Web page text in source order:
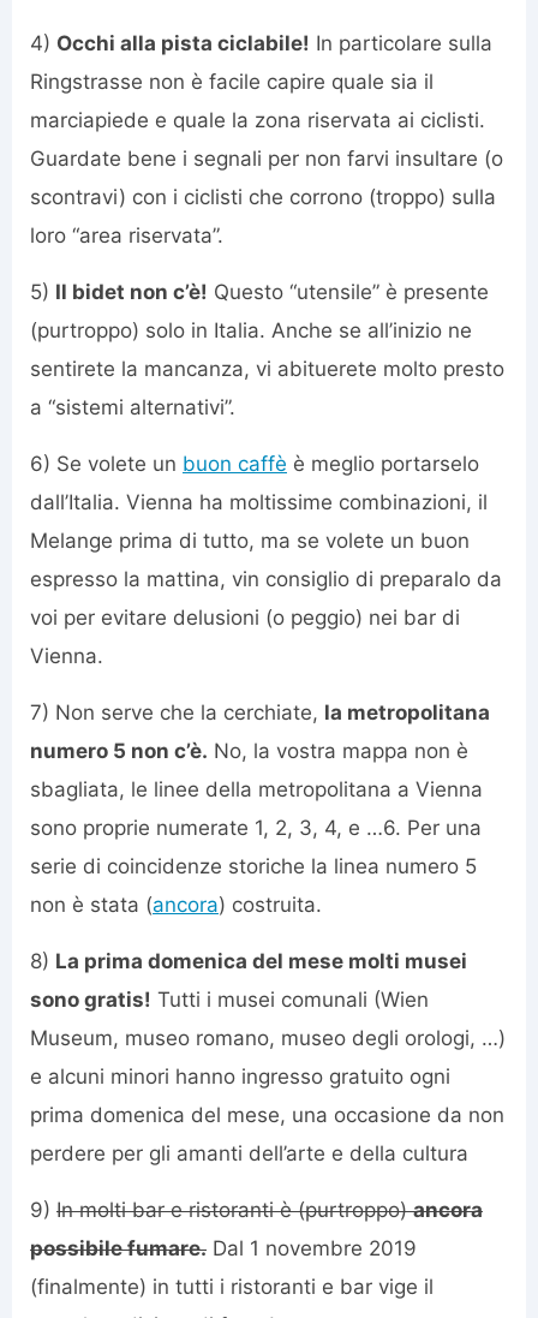
4) Occhi alla pista ciclabile! In particolare sulla
Ringstrasse non è facile capire quale sia il
marciapiede e quale la zona riservata ai ciclisti.
Guardate bene i segnali per non farvi insultare (o
scontravi) con i ciclisti che corrono (troppo) sulla
loro “area riservata”.
5) Il bidet non c’è! Questo “utensile” è presente
(purtroppo) solo in Italia. Anche se all’inizio ne
sentirete la mancanza, vi abituerete molto presto
a “sistemi alternativi”.
6) Se volete un buon caffè è meglio portarselo
dall’Italia. Vienna ha moltissime combinazioni, il
Melange prima di tutto, ma se volete un buon
espresso la mattina, vin consiglio di preparalo da
voi per evitare delusioni (o peggio) nei bar di
Vienna.
7) Non serve che la cerchiate, la metropolitana
numero 5 non c’è. No, la vostra mappa non è
sbagliata, le linee della metropolitana a Vienna
sono proprie numerate 1, 2, 3, 4, e …6. Per una
serie di coincidenze storiche la linea numero 5
non è stata (ancora) costruita.
8) La prima domenica del mese molti musei
sono gratis! Tutti i musei comunali (Wien
Museum, museo romano, museo degli orologi, …)
e alcuni minori hanno ingresso gratuito ogni
prima domenica del mese, una occasione da non
perdere per gli amanti dell’arte e della cultura
9) In molti bar e ristoranti è (purtroppo)ancora
possibile fumare. Dal 1 novembre 2019
(finalmente) in tutti i ristoranti e bar vige il